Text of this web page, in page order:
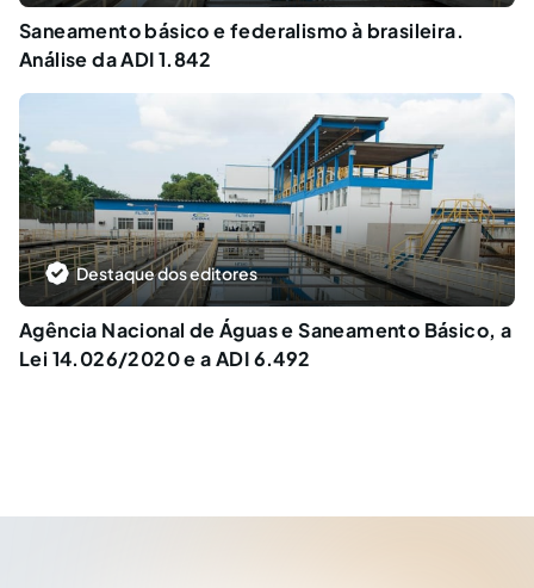
Saneamento básico e federalismo à brasileira.
Análise da ADI 1.842
Destaque dos editores
Agência Nacional de Águas e Saneamento Básico, a
Lei 14.026/2020 e a ADI 6.492